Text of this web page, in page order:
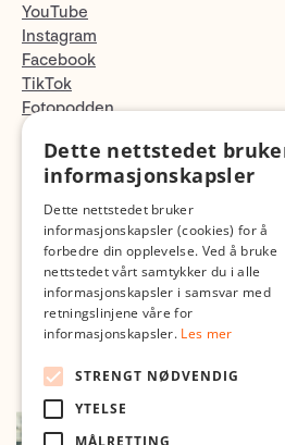
YouTube
Instagram
Facebook
TikTok
Fotopodden
Med forbehold om skrive- og lagerfeil
Dette nettstedet
informasjonskapsler
Dette nettstedet bruker
informasjonskapsler (cookies) for å
forbedre din opplevelse. Ved å bruke
nettstedet vårt samtykker du i alle
informasjonskapsler i samsvar med
retningslinjene våre for
informasjonskapsler. Les mer
STRENGT NØDVENDIG
YTELSE
MÅLRETTING